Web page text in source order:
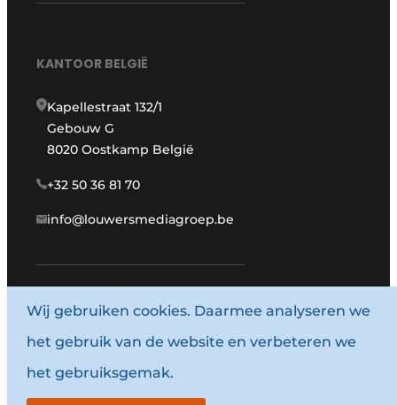
KANTOOR BELGIË
Kapellestraat 132/1
Gebouw G
8020 Oostkamp België
+32 50 36 81 70
info@louwersmediagroep.be
www.louwersmediagroep.com
© 1987 - 2026 Louwersmediagroep.
Algemene voorwaarden
Wij gebruiken cookies. Daarmee analyseren we
het gebruik van de website en verbeteren we
het gebruiksgemak.